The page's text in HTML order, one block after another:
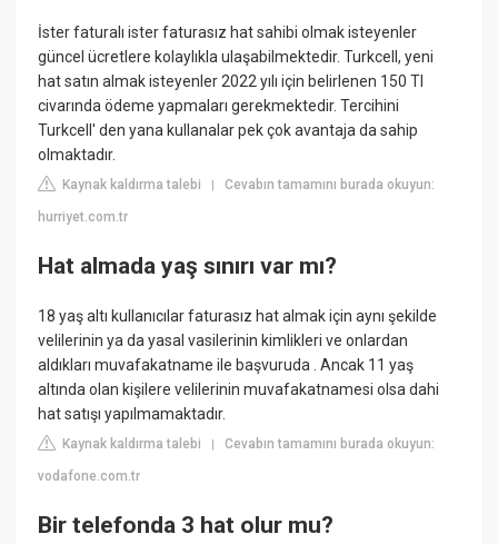
İster faturalı ister faturasız hat sahibi olmak isteyenler
güncel ücretlere kolaylıkla ulaşabilmektedir. Turkcell, yeni
hat satın almak isteyenler 2022 yılı için belirlenen 150 Tl
civarında ödeme yapmaları gerekmektedir. Tercihini
Turkcell' den yana kullanalar pek çok avantaja da sahip
olmaktadır.
Kaynak kaldırma talebi |Cevabın tamamını burada okuyun:
hurriyet.com.tr
Hat almada yaş sınırı var mı?
18 yaş altı kullanıcılar faturasız hat almak için aynı şekilde
velilerinin ya da yasal vasilerinin kimlikleri ve onlardan
aldıkları muvafakatname ile başvuruda . Ancak 11 yaş
altında olan kişilere velilerinin muvafakatnamesi olsa dahi
hat satışı yapılmamaktadır.
Kaynak kaldırma talebi |Cevabın tamamını burada okuyun:
vodafone.com.tr
Bir telefonda 3 hat olur mu?